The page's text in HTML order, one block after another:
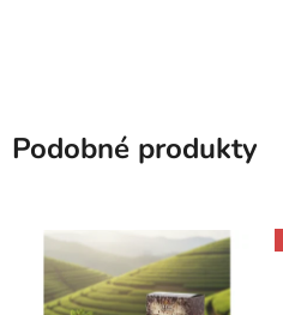
Podobné produkty